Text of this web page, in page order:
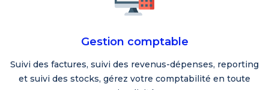
Gestion comptable
Suivi des factures, suivi des revenus-dépenses, reporting
et suivi des stocks, gérez votre comptabilité en toute